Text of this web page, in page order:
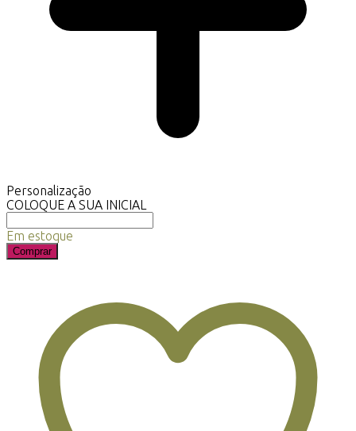
Personalização
COLOQUE A SUA INICIAL
Em estoque
Comprar